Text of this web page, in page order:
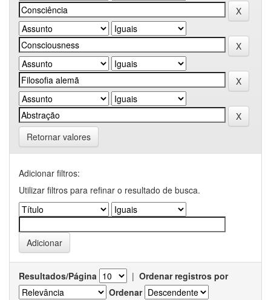
Retornar valores
Adicionar filtros:
Utilizar filtros para refinar o resultado de busca.
Resultados/Página | Ordenar registros por
Ordenar